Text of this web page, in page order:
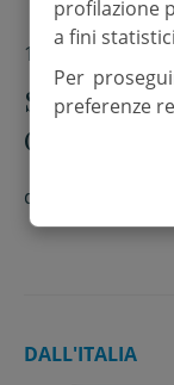
10 Agosto 2024
Siccità in
secco da
di
DALL'ITALIA
profilazione
a fini
Per
preferenze